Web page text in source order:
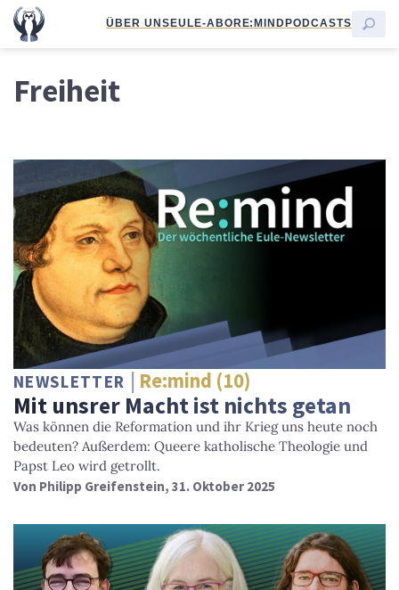
ÜBER UNSEULE-ABORE:MINDPODCASTS
Freiheit
NEWSLETTER Re:mind (10)
Mit unsrer Macht ist nichts getan
Was können die Reformation und ihr Krieg uns heute noch
bedeuten? Außerdem: Queere katholische Theologie und
Papst Leo wird getrollt.
Von Philipp Greifenstein, 31. Oktober 2025